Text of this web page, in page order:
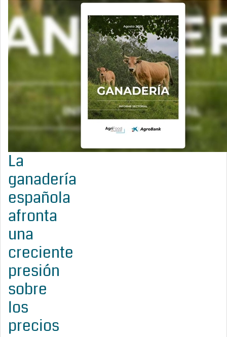
La
ganadería
española
afronta
una
creciente
presión
sobre
los
precios